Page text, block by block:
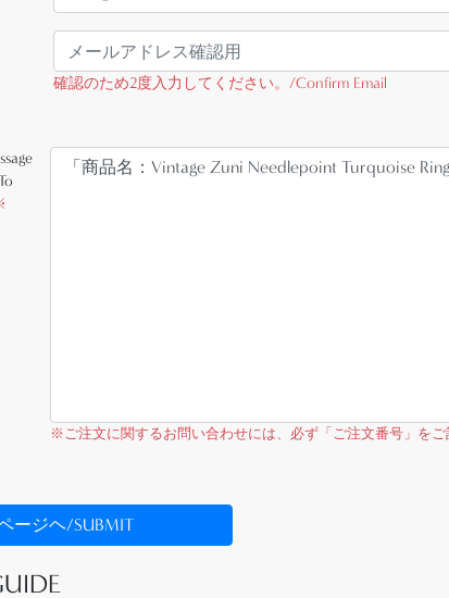
確認のため2度入力してください。/Confirm Email
※ご注文に関するお問い合わせには、必ず「ご注文番号」をご
ージヘ/SUBMIT